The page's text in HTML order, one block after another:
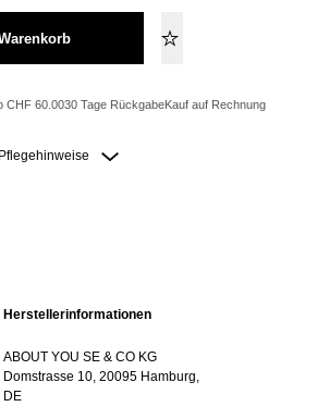
CHF 60.0030 Tage RückgabeKauf auf Rechnung
Pflegehinweise
Herstellerinformationen
ABOUT YOU SE & CO KG
Domstrasse 10, 20095 Hamburg,
DE